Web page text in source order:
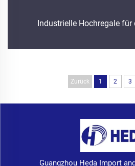
Industrielle Hochregale für
Zurück 1 2 3
Guangzhou Heda Import